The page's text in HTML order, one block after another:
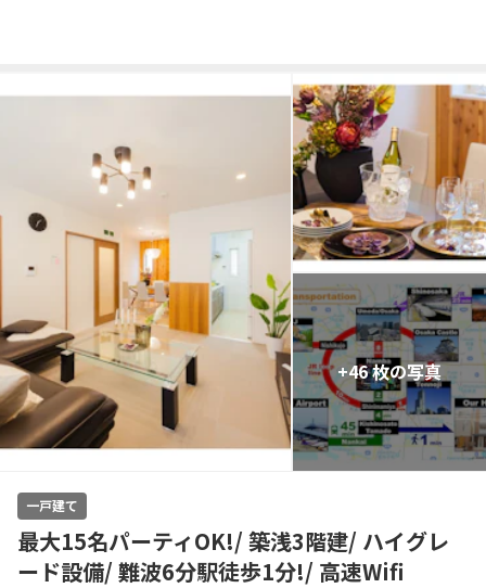
+46 枚の写真
一戸建て
最大15名パーティOK!/ 築浅3階建/ ハイグレ
ード設備/ 難波6分駅徒歩1分!/ 高速Wifi